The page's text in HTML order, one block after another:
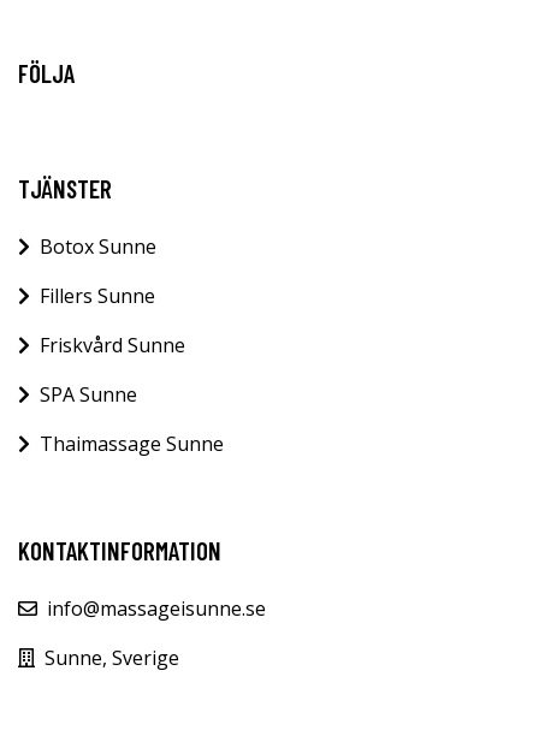
FÖLJA
TJÄNSTER
Botox Sunne
Fillers Sunne
Friskvård Sunne
SPA Sunne
Thaimassage Sunne
KONTAKTINFORMATION
info@massageisunne.se
Sunne, Sverige